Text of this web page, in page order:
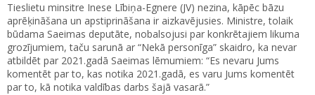
Tieslietu minsitre Inese Lībiņa-Egnere (JV) nezina, kāpēc bāzu
aprēķināšana un apstiprināšana ir aizkavējusies. Ministre, tolaik
būdama Saeimas deputāte, nobalsojusi par konkrētajiem likuma
grozījumiem, taču sarunā ar “Nekā personīga” skaidro, ka nevar
atbildēt par 2021.gadā Saeimas lēmumiem: “Es nevaru Jums
komentēt par to, kas notika 2021.gadā, es varu Jums komentēt
par to, kā notika valdības darbs šajā vasarā.”